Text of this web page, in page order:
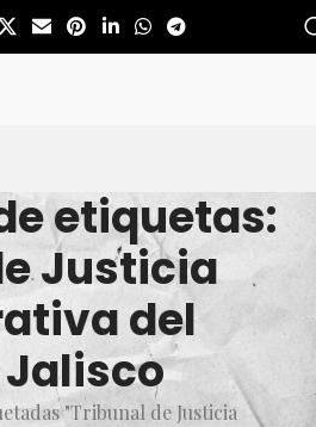
etiquetas:
Justicia
del
Jalisco
"Tribunal de Justicia